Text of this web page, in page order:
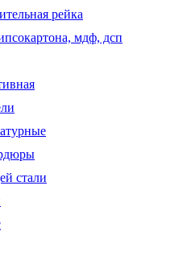
рейка
мдф, дсп
стали